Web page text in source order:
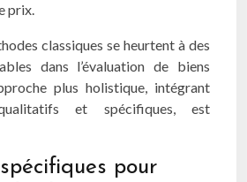
prix.
classiques se heurtent à des
dans l’évaluation de biens
plus holistique, intégrant
et spécifiques, est
pour